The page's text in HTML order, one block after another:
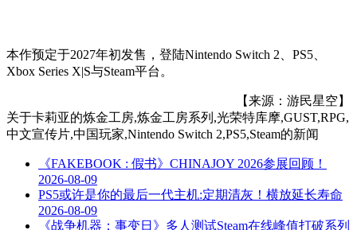
本作预定于2027年初发售，登陆Nintendo Switch 2、PS5、
Xbox Series X|S与Steam平台。
【来源：游民星空】
关于卡莉亚的炼金工房,炼金工房系列,光荣特库摩,GUST,RPG,
中文宣传片,中国玩家,Nintendo Switch 2,PS5,Steam的新闻
《FAKEBOOK : 假书》CHINAJOY 2026参展回顾！
2026-08-09
PS5或许是你的最后一代主机:定期清灰！横放延长寿命
2026-08-09
《战争机器：事变日》多人测试Steam在线峰值打破系列